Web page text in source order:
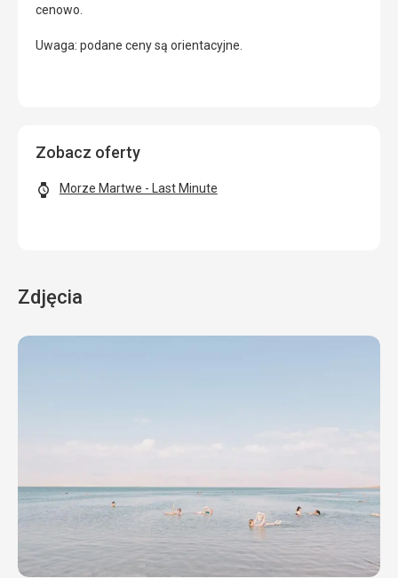
cenowo.
Uwaga: podane ceny są orientacyjne.
Zobacz oferty
Morze Martwe - Last Minute
Zdjęcia